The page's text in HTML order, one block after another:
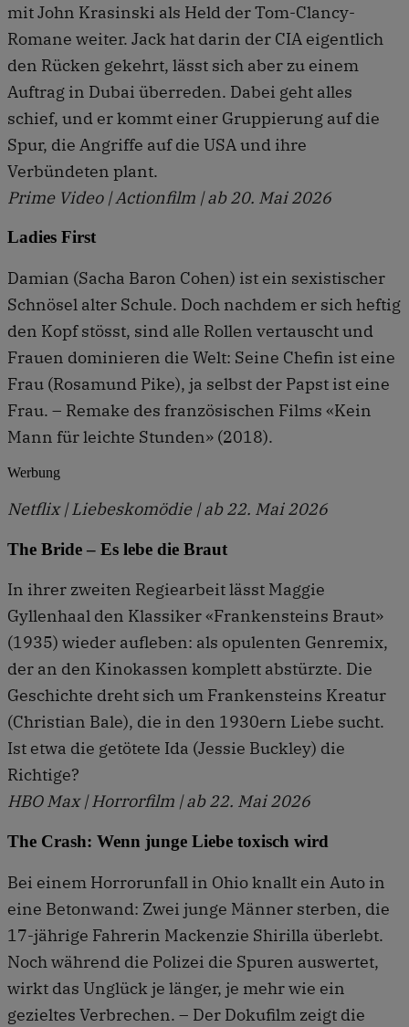
mit John Krasinski als Held der Tom-Clancy-
Romane weiter. Jack hat darin der CIA eigentlich
den Rücken gekehrt, lässt sich aber zu einem
Auftrag in Dubai überreden. Dabei geht alles
schief, und er kommt einer Gruppierung auf die
Spur, die Angriffe auf die USA und ihre
Verbündeten plant.
Prime Video | Actionfilm | ab 20. Mai 2026
Ladies First
Damian (Sacha Baron Cohen) ist ein sexistischer
Schnösel alter Schule. Doch nachdem er sich heftig
den Kopf stösst, sind alle Rollen vertauscht und
Frauen dominieren die Welt: Seine Chefin ist eine
Frau (Rosamund Pike), ja selbst der Papst ist eine
Frau. – Remake des französischen Films «Kein
Mann für leichte Stunden» (2018).
Werbung
Netflix | Liebeskomödie | ab 22. Mai 2026
The Bride – Es lebe die Braut
In ihrer zweiten Regiearbeit lässt Maggie
Gyllenhaal den Klassiker «Frankensteins Braut»
(1935) wieder aufleben: als opulenten Genremix,
der an den Kinokassen komplett abstürzte. Die
Geschichte dreht sich um Frankensteins Kreatur
(Christian Bale), die in den 1930ern Liebe sucht.
Ist etwa die getötete Ida (Jessie Buckley) die
Richtige?
HBO Max | Horrorfilm | ab 22. Mai 2026
The Crash: Wenn junge Liebe toxisch wird
Bei einem Horrorunfall in Ohio knallt ein Auto in
eine Betonwand: Zwei junge Männer sterben, die
17-jährige Fahrerin Mackenzie Shirilla überlebt.
Noch während die Polizei die Spuren auswertet,
wirkt das Unglück je länger, je mehr wie ein
gezieltes Verbrechen. – Der Dokufilm zeigt die